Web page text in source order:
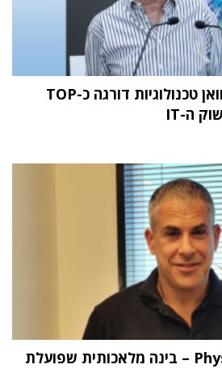
מחקר STKI השנתי: וואן טכנולוגיות דורגה כ-TOP
"העתיד הוא Physical AI – בינה מלאכותית שפועלת